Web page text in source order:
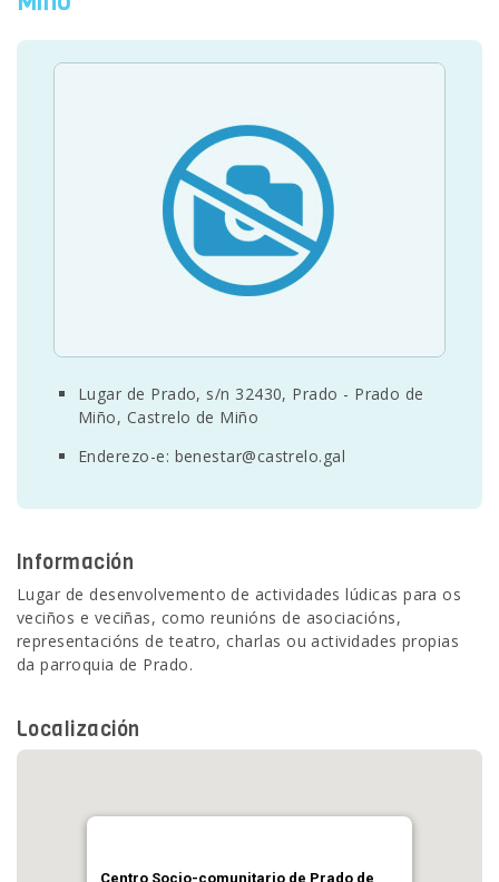
INSTALACIÓNS
SEDE ELECTRÓNICA
Lugar de Prado, s/n 32430, Prado - Prado de
Miño, Castrelo de Miño
Enderezo-e: benestar@castrelo.gal
Información
Lugar de desenvolvemento de actividades lúdicas para os
veciños e veciñas, como reunións de asociacións,
representacións de teatro, charlas ou actividades propias
da parroquia de Prado.
Localización